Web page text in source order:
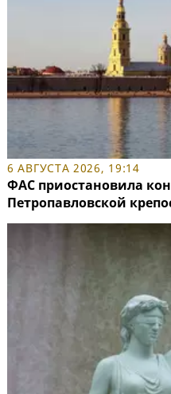
6 АВГУСТА 2026, 19:14
ФАС приостановила
Петропавловской